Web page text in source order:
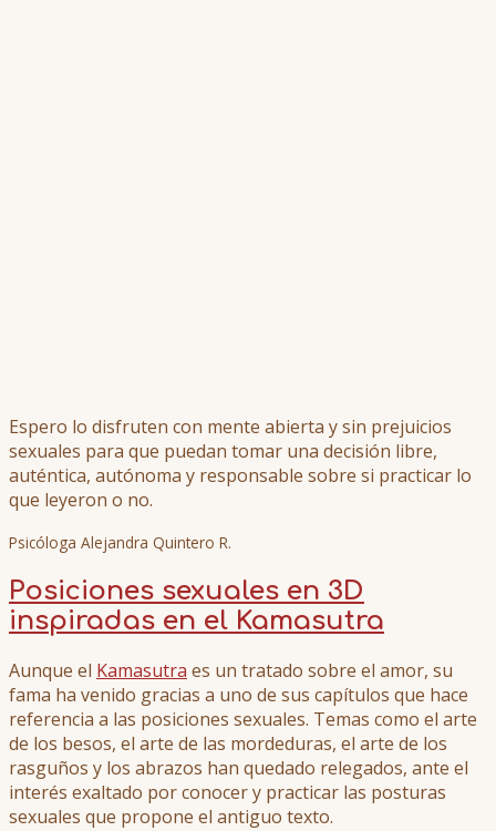
Espero lo disfruten con mente abierta y sin prejuicios
sexuales para que puedan tomar una decisión libre,
auténtica, autónoma y responsable sobre si practicar lo
que leyeron o no.
Psicóloga Alejandra Quintero R.
Posiciones sexuales en 3D
inspiradas en el Kamasutra
Aunque el Kamasutra es un tratado sobre el amor, su
fama ha venido gracias a uno de sus capítulos que hace
referencia a las posiciones sexuales. Temas como el arte
de los besos, el arte de las mordeduras, el arte de los
rasguños y los abrazos han quedado relegados, ante el
interés exaltado por conocer y practicar las posturas
sexuales que propone el antiguo texto.